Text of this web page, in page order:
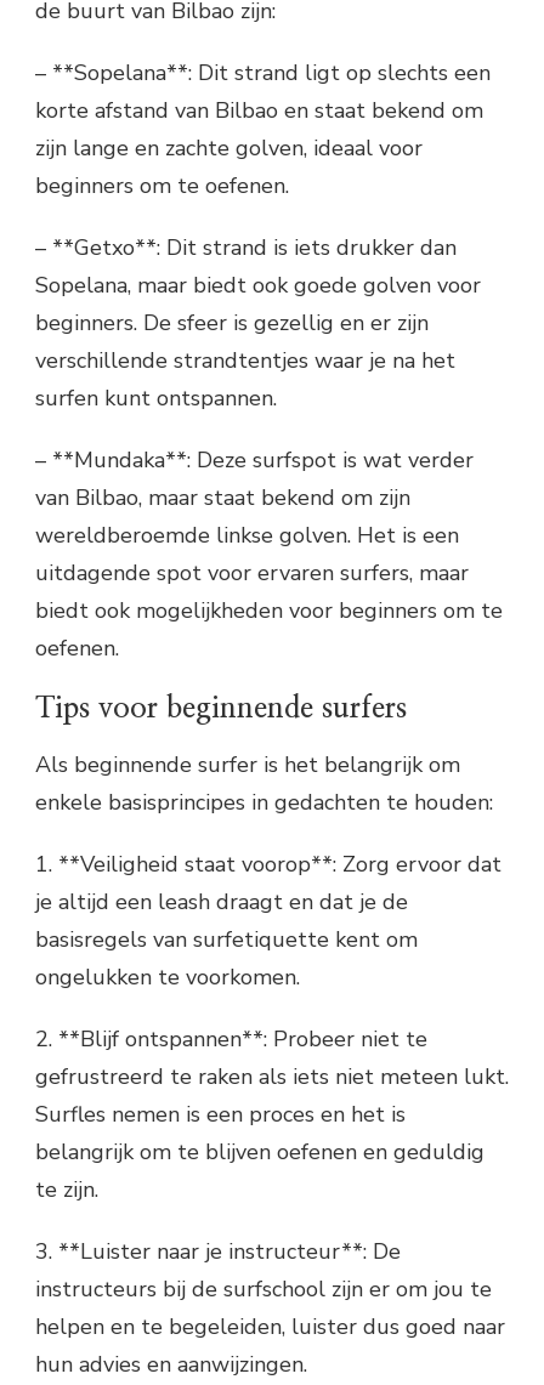
de buurt van Bilbao zijn:
– **Sopelana**: Dit strand ligt op slechts een
korte afstand van Bilbao en staat bekend om
zijn lange en zachte golven, ideaal voor
beginners om te oefenen.
– **Getxo**: Dit strand is iets drukker dan
Sopelana, maar biedt ook goede golven voor
beginners. De sfeer is gezellig en er zijn
verschillende strandtentjes waar je na het
surfen kunt ontspannen.
– **Mundaka**: Deze surfspot is wat verder
van Bilbao, maar staat bekend om zijn
wereldberoemde linkse golven. Het is een
uitdagende spot voor ervaren surfers, maar
biedt ook mogelijkheden voor beginners om te
oefenen.
Tips voor beginnende surfers
Als beginnende surfer is het belangrijk om
enkele basisprincipes in gedachten te houden:
1. **Veiligheid staat voorop**: Zorg ervoor dat
je altijd een leash draagt en dat je de
basisregels van surfetiquette kent om
ongelukken te voorkomen.
2. **Blijf ontspannen**: Probeer niet te
gefrustreerd te raken als iets niet meteen lukt.
Surfles nemen is een proces en het is
belangrijk om te blijven oefenen en geduldig
te zijn.
3. **Luister naar je instructeur**: De
instructeurs bij de surfschool zijn er om jou te
helpen en te begeleiden, luister dus goed naar
hun advies en aanwijzingen.